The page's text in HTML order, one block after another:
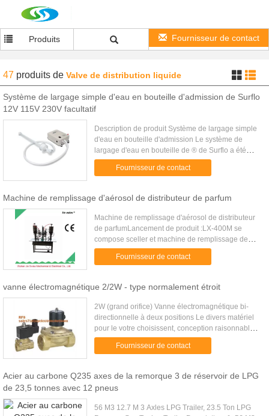
Produits Fournisseur de contact
47 produits de Valve de distribution liquide
Système de largage simple d'eau en bouteille d'admission de Surflo
12V 115V 230V facultatif
Description de produit Système de largage simple
d'eau en bouteille d'admission Le système de
largage d'eau en bouteille de ® de Surflo a été
conçu pour pomper l'eau épurée d'une bouteille
d'eau épurée 5 par ...
Fournisseur de contact
Machine de remplissage d'aérosol de distributeur de parfum
Machine de remplissage d'aérosol de distributeur
de parfumLancement de produit :LX-400M se
compose sceller et machine de remplissage de
gaz, pour ne pas inclure le système remplissant
liquide. La machine de ...
Fournisseur de contact
vanne électromagnétique 2/2W - type normalement étroit
2W (grand orifice) Vanne électromagnétique bi-
directionnelle à deux positions Le divers matériel
pour le votre choisissent, conception raisonnable,
qualité fiable Spécialité : 1. À action directe, la
structure ...Fournisseur de contact
Acier au carbone Q235 axes de la remorque 3 de réservoir de LPG
de 23,5 tonnes avec 12 pneus
56 M3 12.7 M 3 Axles LPG Trailer, 23.5 Ton LPG